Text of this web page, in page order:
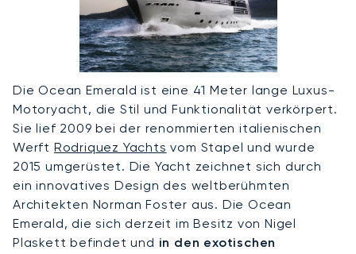
Die Ocean Emerald ist eine 41 Meter lange Luxus-
Motoryacht, die Stil und Funktionalität verkörpert.
Sie lief 2009 bei der renommierten italienischen
Werft Rodriquez Yachts vom Stapel und wurde
2015 umgerüstet. Die Yacht zeichnet sich durch
ein innovatives Design des weltberühmten
Architekten Norman Foster aus. Die Ocean
Emerald, die sich derzeit im Besitz von Nigel
Plaskett befindet und in den exotischen